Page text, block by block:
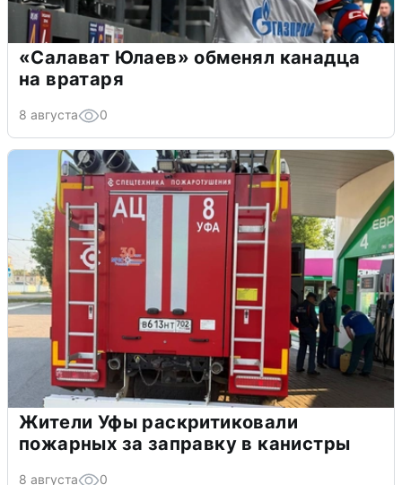
«Салават Юлаев» обменял канадца
на вратаря
8 августа 0
Жители Уфы раскритиковали
пожарных за заправку в канистры
8 августа 0